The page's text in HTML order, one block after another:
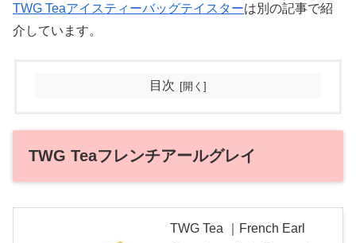
TWG Teaアイスティーバッグテイスターは別の記事で紹
介しています。
目次
TWG Teaフレンチアールグレイ
TWG Tea ｜French Earl